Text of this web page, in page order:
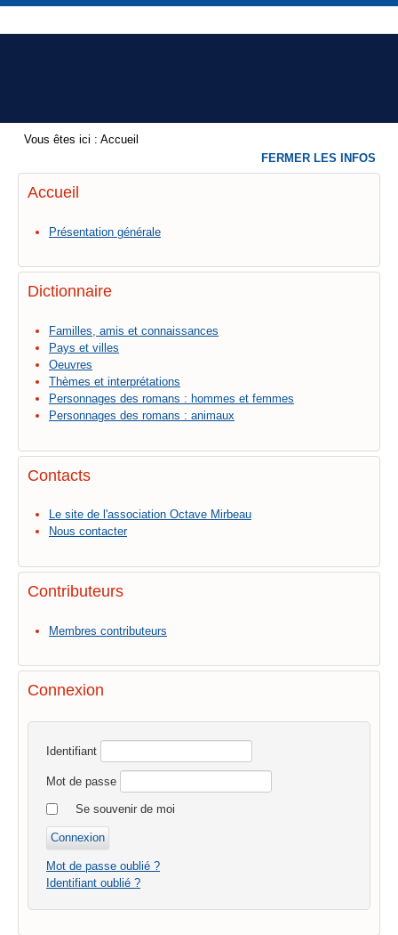
Vous êtes ici : Accueil
Accueil
Présentation générale
Dictionnaire
Familles, amis et connaissances
Pays et villes
Oeuvres
Thèmes et interprétations
Personnages des romans : hommes et femmes
Personnages des romans : animaux
Contacts
Le site de l'association Octave Mirbeau
Nous contacter
Contributeurs
Membres contributeurs
Connexion
Identifiant
Mot de passe
Se souvenir de moi
Mot de passe oublié ?
Identifiant oublié ?
FERMER LES INFOS